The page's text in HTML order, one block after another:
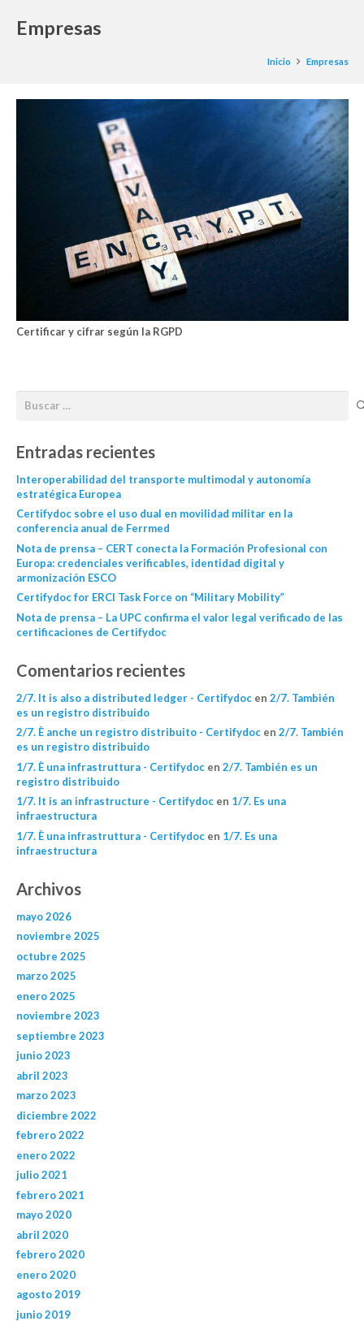
Empresas
Inicio Empresas
Certificar y cifrar según la RGPD
Entradas recientes
Interoperabilidad del transporte multimodal y autonomía
estratégica Europea
Certifydoc sobre el uso dual en movilidad militar en la
conferencia anual de Ferrmed
Nota de prensa – CERT conecta la Formación Profesional con
Europa: credenciales verificables, identidad digital y
armonización ESCO
Certifydoc for ERCI Task Force on “Military Mobility”
Nota de prensa – La UPC confirma el valor legal verificado de las
certificaciones de Certifydoc
Comentarios recientes
2/7. It is also a distributed ledger - Certifydocen 2/7. También
es un registro distribuido
2/7. È anche un registro distribuito - Certifydocen 2/7. También
es un registro distribuido
1/7. È una infrastruttura - Certifydocen 2/7. También es un
registro distribuido
1/7. It is an infrastructure - Certifydocen 1/7. Es una
infraestructura
1/7. È una infrastruttura - Certifydocen 1/7. Es una
infraestructura
Archivos
mayo 2026
noviembre 2025
octubre 2025
marzo 2025
enero 2025
noviembre 2023
septiembre 2023
junio 2023
abril 2023
marzo 2023
diciembre 2022
febrero 2022
enero 2022
julio 2021
febrero 2021
mayo 2020
abril 2020
febrero 2020
enero 2020
agosto 2019
junio 2019